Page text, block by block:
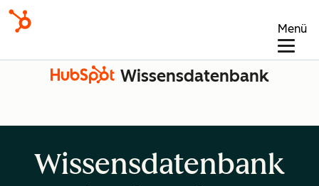
Menü
Wissensdatenbank
Wissensdatenbank